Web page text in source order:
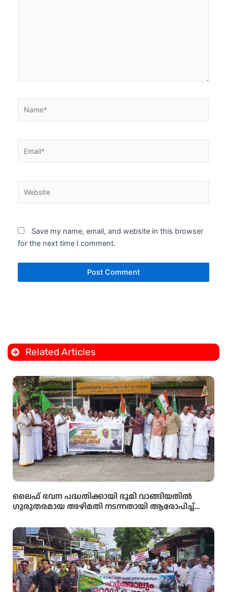
Save my name, email, and website in this browser
for the next time I comment.
Related Articles
ലൈഫ് ഭവന പദ്ധതിക്കായി ഭൂമി വാങ്ങിയതിൽ
ഗുരുതരമായ അഴിമതി നടന്നതായി ആരോപിച്ച്
പഞ്ചായത്ത് ഓഫീസിലേക്ക് പ്രതിഷേധ മാർച്ച്
നടത്തി